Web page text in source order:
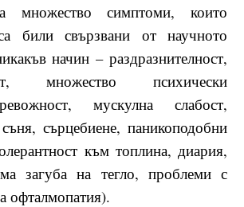
множество симптоми, които
били свързвани от научното
начин – раздразнителност,
множество психически
мускулна слабост,
сърцебиене, паникоподобни
към топлина, диария,
загуба на тегло, проблеми с
офталмопатия).